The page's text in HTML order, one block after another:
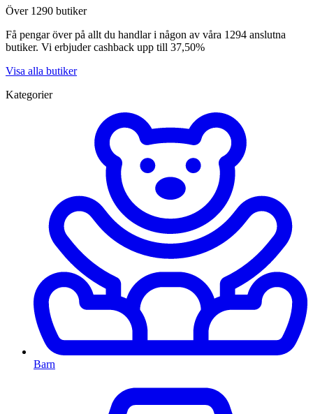
Över 1290 butiker
Få pengar över på allt du handlar i någon av våra 1294 anslutna
butiker. Vi erbjuder cashback upp till 37,50%
Visa alla butiker
Kategorier
Barn